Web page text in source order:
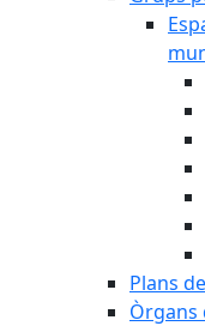
Plans
Òrgans